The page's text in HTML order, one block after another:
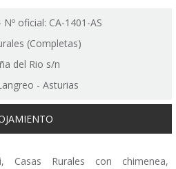
oficial: CA-1401-AS
(Completas)
del Rio s/n
- Asturias
Casas Rurales con chimenea,